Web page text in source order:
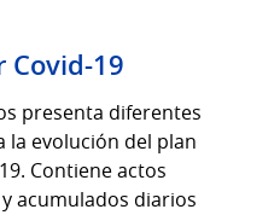
Covid-19
presenta diferentes
la evolución del plan
Contiene actos
acumulados diarios